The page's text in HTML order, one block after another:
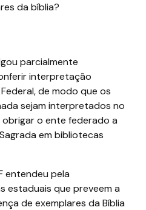
da bíblia?
parcialmente
interpretação
de modo que os
sejam interpretados no
o ente federado a
em bibliotecas
entendeu pela
estaduais que preveem a
de exemplares da Bíblia